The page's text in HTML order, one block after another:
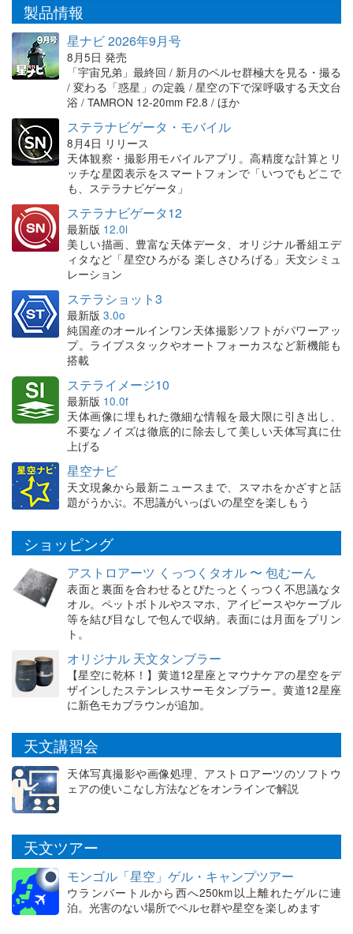
製品情報
星ナビ 2026年9月号
8月5日 発売
「宇宙兄弟」最終回 / 新月のペルセ群極大を見る・撮る
/ 変わる「惑星」の定義 / 星空の下で深呼吸する天文台
浴 / TAMRON 12-20mm F2.8 / ほか
ステラナビゲータ・モバイル
8月4日 リリース
天体観察・撮影用モバイルアプリ。高精度な計算とリ
ッチな星図表示をスマートフォンで「いつでもどこで
も、ステラナビゲータ」
ステラナビゲータ12
最新版 12.0i
美しい描画、豊富な天体データ、オリジナル番組エデ
ィタなど「星空ひろがる 楽しさひろげる」天文シミュ
レーション
ステラショット3
最新版 3.0o
純国産のオールインワン天体撮影ソフトがパワーアッ
プ。ライブスタックやオートフォーカスなど新機能も
搭載
ステライメージ10
最新版 10.0f
天体画像に埋もれた微細な情報を最大限に引き出し、
不要なノイズは徹底的に除去して美しい天体写真に仕
上げる
星空ナビ
天文現象から最新ニュースまで、スマホをかざすと話
題がうかぶ。不思議がいっぱいの星空を楽しもう
ショッピング
アストロアーツ くっつくタオル 〜 包むーん
表面と裏面を合わせるとぴたっとくっつく不思議なタ
オル。ペットボトルやスマホ、アイピースやケーブル
等を結び目なしで包んで収納。表面には月面をプリン
ト。
オリジナル 天文タンブラー
【星空に乾杯！】黄道12星座とマウナケアの星空をデ
ザインしたステンレスサーモタンブラー。黄道12星座
に新色モカブラウンが追加。
天文講習会
天体写真撮影や画像処理、アストロアーツのソフトウ
ェアの使いこなし方法などをオンラインで解説
天文ツアー
モンゴル「星空」ゲル・キャンプツアー
ウランバートルから西へ250km以上離れたゲルに連
泊。光害のない場所でペルセ群や星空を楽しめます